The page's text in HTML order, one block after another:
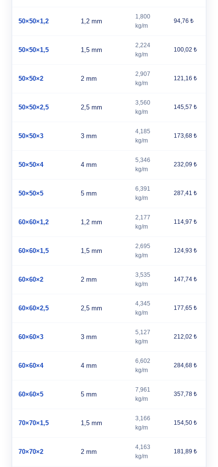
50×50×1,2 1,2 mm
1,800
kg/m
94,76 ₺
50×50×1,5 1,5 mm
2,224
kg/m
100,02 ₺
50×50×2 2 mm
2,907
kg/m
121,16 ₺
50×50×2,5 2,5 mm
3,560
kg/m
145,57 ₺
50×50×3 3 mm
4,185
kg/m
173,68 ₺
50×50×4 4 mm
5,346
kg/m
232,09 ₺
50×50×5 5 mm
6,391
kg/m
287,41 ₺
60×60×1,2 1,2 mm
2,177
kg/m
114,97 ₺
60×60×1,5 1,5 mm
2,695
kg/m
124,93 ₺
60×60×2 2 mm
3,535
kg/m
147,74 ₺
60×60×2,5 2,5 mm
4,345
kg/m
177,65 ₺
60×60×3 3 mm
5,127
kg/m
212,02 ₺
60×60×4 4 mm
6,602
kg/m
284,68 ₺
60×60×5 5 mm
7,961
kg/m
357,78 ₺
70×70×1,5 1,5 mm
3,166
kg/m
154,50 ₺
70×70×2 2 mm
4,163
kg/m
181,89 ₺